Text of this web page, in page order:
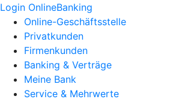
Login OnlineBanking
Online-Geschäftsstelle
Privatkunden
Firmenkunden
Banking & Verträge
Meine Bank
Service & Mehrwerte